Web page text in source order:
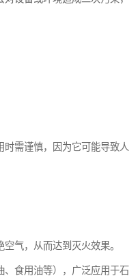
需谨慎，因为它可能导致人
气，从而达到灭火效果。
、食用油等），广泛应用于石